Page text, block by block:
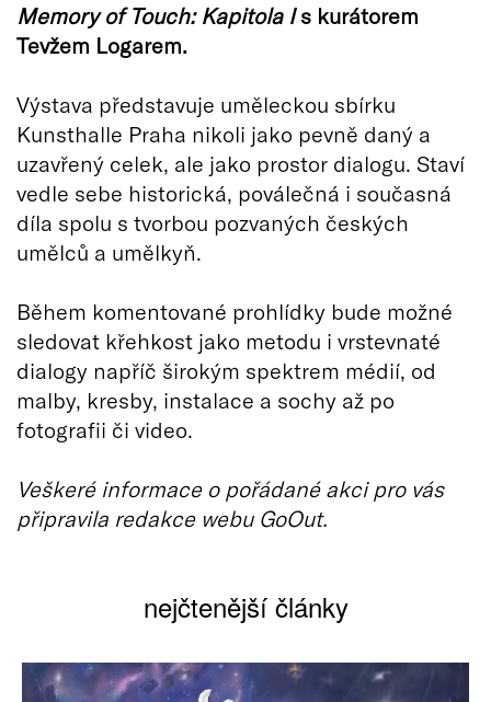
Memory of Touch: Kapitola Is kurátorem
Tevžem Logarem.
Výstava představuje uměleckou sbírku
Kunsthalle Praha nikoli jako pevně daný a
uzavřený celek, ale jako prostor dialogu. Staví
vedle sebe historická, poválečná i současná
díla spolu s tvorbou pozvaných českých
umělců a umělkyň.
Během komentované prohlídky bude možné
sledovat křehkost jako metodu i vrstevnaté
dialogy napříč širokým spektrem médií, od
malby, kresby, instalace a sochy až po
fotografii či video.
Veškeré informace o pořádané akci pro vás
připravila redakce webu GoOut.
nejčtenější články